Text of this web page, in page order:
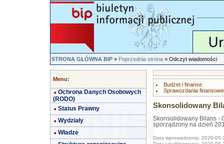
STRONA GŁÓWNA BIP»Poprzednia strona» Odczyt wiadomości
Menu:
Ochrona Danych Osobowych
(RODO)
Status Prawny
Wydziały
Władze
Budżet i finanse
Sprawozdania finansowe
Skonsolidowany
Skonsolidowany Bilans -
sporządzony na dzień
Data wprowadzenia: 2020-05-